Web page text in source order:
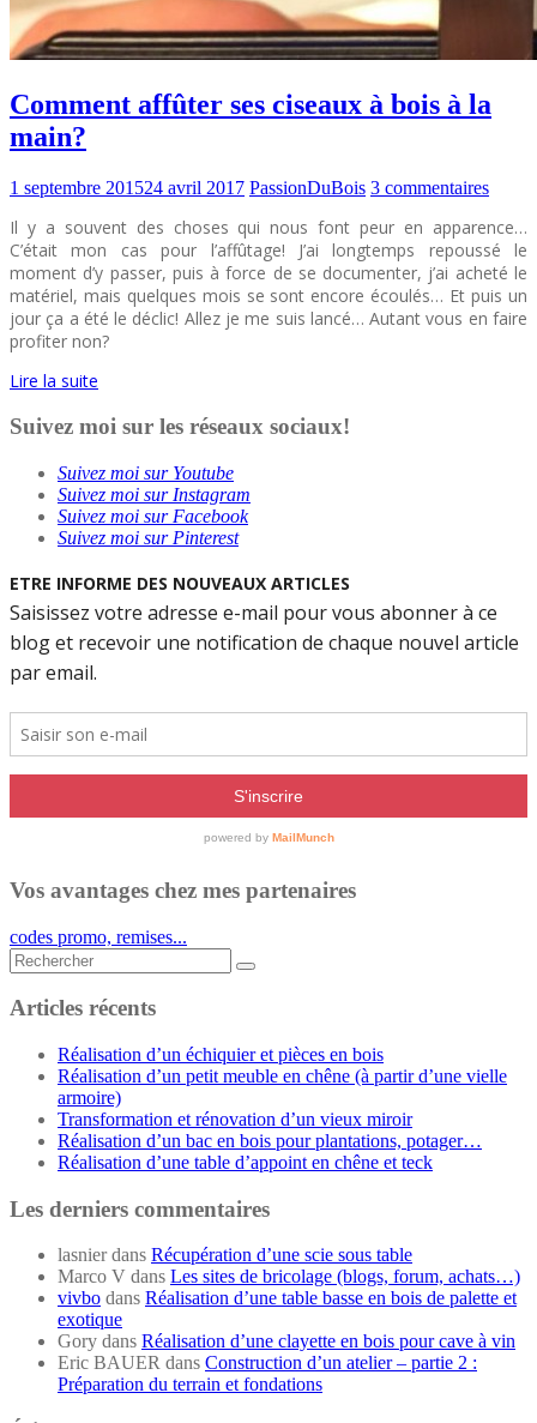
Comment affûter ses ciseaux à bois à la
main?
1 septembre 201524 avril 2017 PassionDuBois 3 commentaires
Il y a souvent des choses qui nous font peur en apparence…
C’était mon cas pour l’affûtage! J’ai longtemps repoussé le
moment d’y passer, puis à force de se documenter, j’ai acheté le
matériel, mais quelques mois se sont encore écoulés… Et puis un
jour ça a été le déclic! Allez je me suis lancé… Autant vous en faire
profiter non?
Lire la suite
Suivez moi sur les réseaux sociaux!
Suivez moi sur Youtube
Suivez moi sur Instagram
Suivez moi sur Facebook
Suivez moi sur Pinterest
Vos avantages chez mes partenaires
codes promo, remises...
Rechercher...
Articles récents
Réalisation d’un échiquier et pièces en bois
Réalisation d’un petit meuble en chêne (à partir d’une vielle
armoire)
Transformation et rénovation d’un vieux miroir
Réalisation d’un bac en bois pour plantations, potager…
Réalisation d’une table d’appoint en chêne et teck
Les derniers commentaires
lasnierdans Récupération d’une scie sous table
Marco V dans Les sites de bricolage (blogs, forum, achats…)
vivbo dans Réalisation d’une table basse en bois de palette et
exotique
Gory dans Réalisation d’une clayette en bois pour cave à vin
Eric BAUER dans Construction d’un atelier – partie 2 :
Préparation du terrain et fondations